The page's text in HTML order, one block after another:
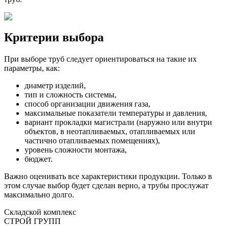
Критерии выбора
При выборе труб следует ориентироваться на такие их
параметры, как:
диаметр изделий,
тип и сложность системы,
способ организации движения газа,
максимальные показатели температуры и давления,
вариант прокладки магистрали (наружно или внутри
объектов, в неотапливаемых, отапливаемых или
частично отапливаемых помещениях),
уровень сложности монтажа,
бюджет.
Важно оценивать все характеристики продукции. Только в
этом случае выбор будет сделан верно, а трубы прослужат
максимально долго.
Складской комплекс
СТРОЙ ГРУПП